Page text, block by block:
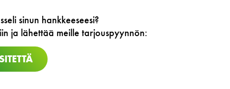
sinun hankkeeseesi?
ja lähettää meille tarjouspyynnön: